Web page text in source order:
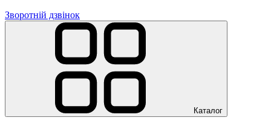
Зворотній дзвінок
Каталог